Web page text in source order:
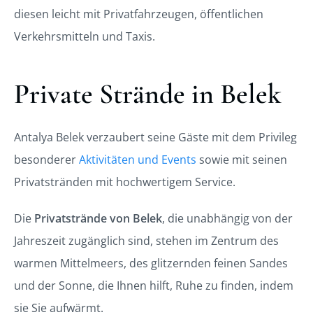
diesen leicht mit Privatfahrzeugen, öffentlichen
Verkehrsmitteln und Taxis.
Private Strände in Belek
Antalya Belek verzaubert seine Gäste mit dem Privileg
besondererAktivitäten und Events sowie mit seinen
Privatstränden mit hochwertigem Service.
Die Privatstrände von Belek, die unabhängig von der
Jahreszeit zugänglich sind, stehen im Zentrum des
warmen Mittelmeers, des glitzernden feinen Sandes
und der Sonne, die Ihnen hilft, Ruhe zu finden, indem
sie Sie aufwärmt.